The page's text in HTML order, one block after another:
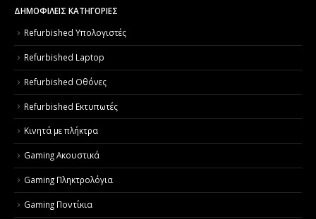
ΔΗΜΟΦΙΛΕΙΣ ΚΑΤΗΓΟΡΙΕΣ
Refurbished Υπολογιστές
Refurbished Laptop
Refurbished Οθόνες
Refurbished Εκτυπωτές
Κινητά με πλήκτρα
Gaming Ακουστικά
Gaming Πληκτρολόγια
Gaming Ποντίκια